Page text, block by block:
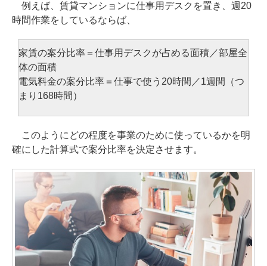
例えば、賃貸マンションに仕事用デスクを置き、週20
時間作業をしているならば、
家賃の案分比率＝仕事用デスクが占める面積／部屋全
体の面積
電気料金の案分比率＝仕事で使う20時間／1週間（つ
まり168時間）
このようにどの程度を事業のために使っているかを明
確にした計算式で案分比率を決定させます。